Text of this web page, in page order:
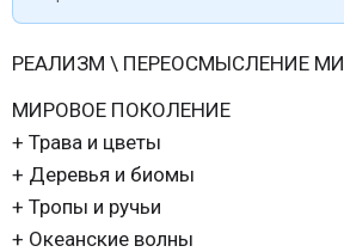
РЕАЛИЗМ \ ПЕРЕОСМЫСЛЕНИЕ
МИРОВОЕ ПОКОЛЕНИЕ
+ Трава и цветы
+ Деревья и биомы
+ Тропы и ручьи
+ Океанские волны